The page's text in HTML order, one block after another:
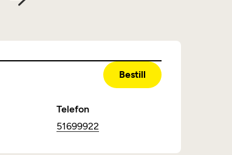
Bestill
Telefon
51699922